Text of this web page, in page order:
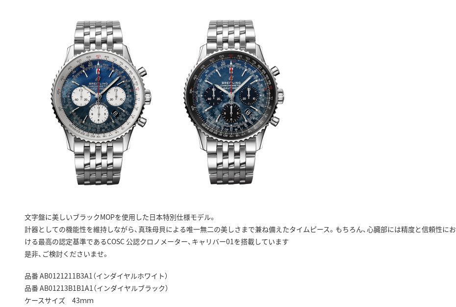
文字盤に美しいブラックMOPを使用した日本特別仕様モデル。
計器としての機能性を維持しながら、真珠母貝による唯一無二の美しさまで兼ね備えたタイムピース。もちろん、心臓部には精度と信頼性にお
ける最高の認定基準であるCOSC 公認クロノメーター、キャリバー01を搭載しています
是非、ご検討くださいませ。
品番 AB0121211B3A1（インダイヤルホワイト）
品番 AB01213B1B1A1（インダイヤルブラック）
ケースサイズ 43ｍｍ